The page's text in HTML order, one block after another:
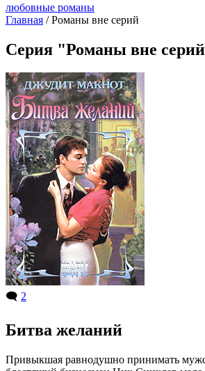
любовные романы
Главная /Романы вне серий
Серия "Романы вне
🗨️ 2
Битва желаний
Привыкшая равнодушно принимать